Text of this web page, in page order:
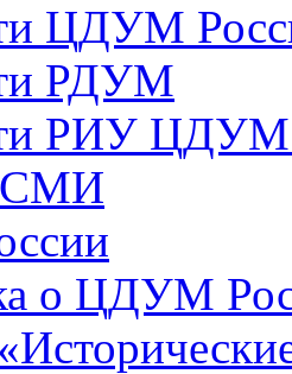
ЦДУМ
РДУМ
РИУ ЦДУМ
СМИ
о ЦДУМ